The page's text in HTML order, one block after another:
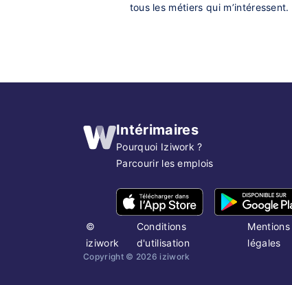
tous les métiers qui m’intéressent.
Intérimaires
Pourquoi Iziwork ?
Parcourir les emplois
©
iziwork
Conditions
d'utilisation
Mentions
légales
Copyright © 2026 iziwork